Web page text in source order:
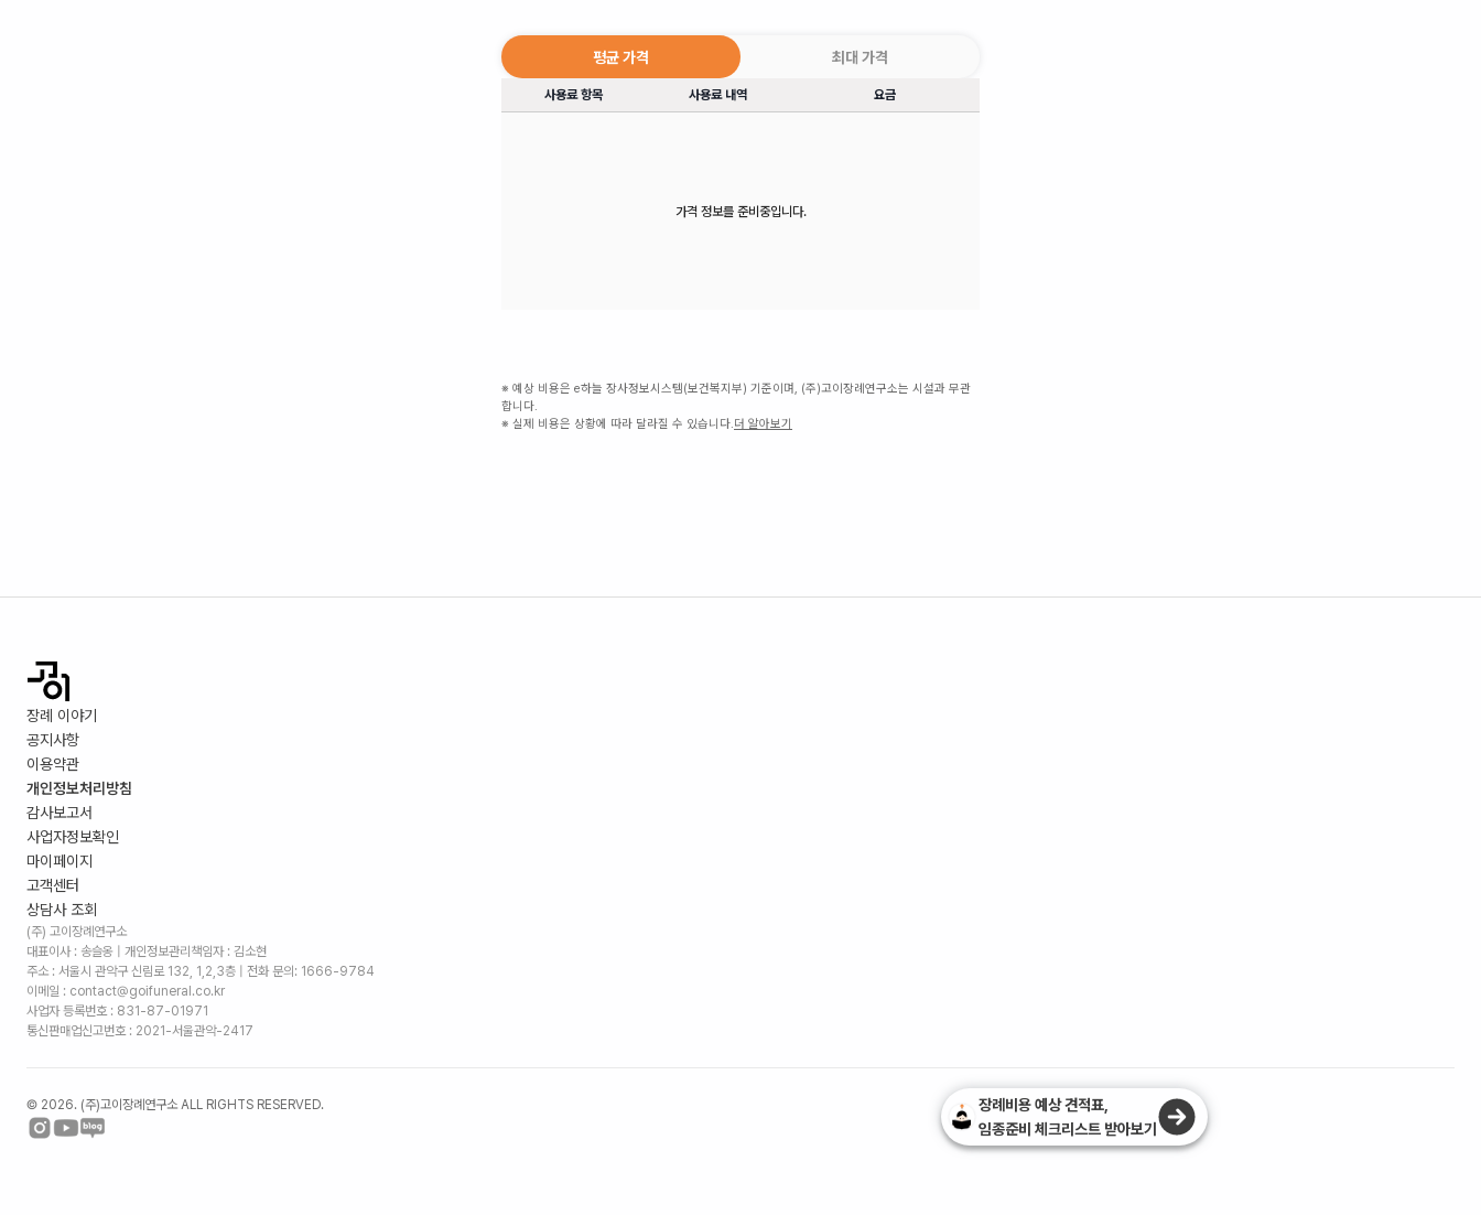
평균 가격 최대 가격
사용료 항목 사용료 내역 요금
가격 정보를 준비중입니다.
※ 예상 비용은 e하늘 장사정보시스템(보건복지부) 기준이며, (주)고이장례연구소는 시설과 무관
합니다.
※ 실제 비용은 상황에 따라 달라질 수 있습니다.더 알아보기
장례 이야기
공지사항
이용약관
개인정보처리방침
감사보고서
사업자정보확인
마이페이지
고객센터
상담사 조회
(주) 고이장례연구소
대표이사 : 송슬옹 | 개인정보관리책임자 : 김소현
주소 : 서울시 관악구 신림로 132, 1,2,3층 | 전화 문의: 1666-9784
이메일 : contact@goifuneral.co.kr
사업자 등록번호 : 831-87-01971
통신판매업신고번호 : 2021-서울관악-2417
© 2026. (주)고이장례연구소 ALL RIGHTS RESERVED.
장례비용 예상 견적표,
임종준비 체크리스트 받아보기